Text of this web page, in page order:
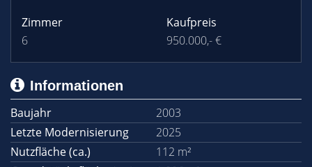
Zimmer
6
Kaufpreis
950.000,- €
Informationen
Baujahr
2003
Letzte Modernisierung
2025
Nutzfläche (ca.)
112 m²